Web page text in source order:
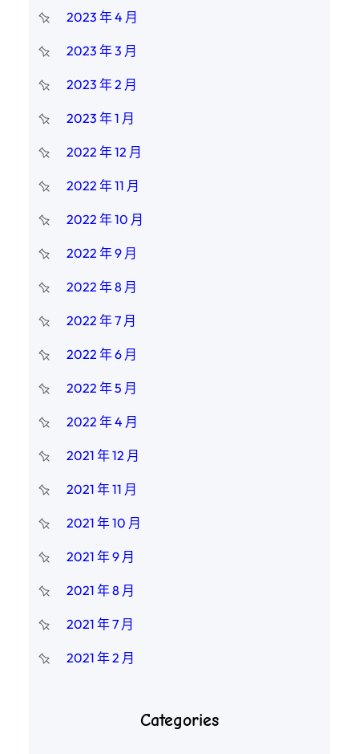
2023 年 4 月
2023 年 3 月
2023 年 2 月
2023 年 1 月
2022 年 12 月
2022 年 11 月
2022 年 10 月
2022 年 9 月
2022 年 8 月
2022 年 7 月
2022 年 6 月
2022 年 5 月
2022 年 4 月
2021 年 12 月
2021 年 11 月
2021 年 10 月
2021 年 9 月
2021 年 8 月
2021 年 7 月
2021 年 2 月
Categories